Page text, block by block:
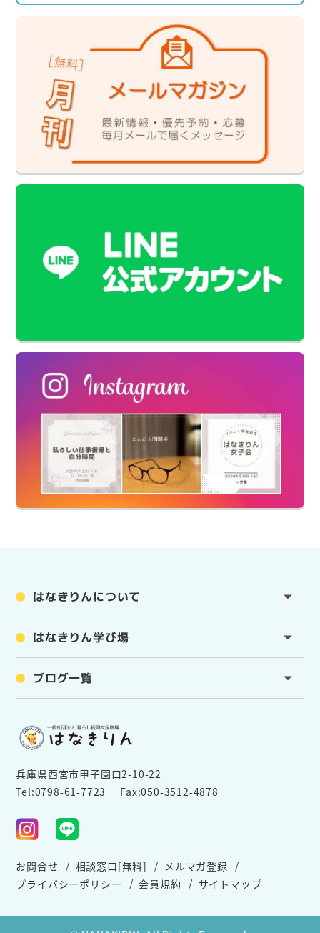
はなきりんについて
はなきりん学び場
ブログ一覧
兵庫県西宮市甲子園口2-10-22
Tel:0798-61-7723 Fax:050-3512-4878
お問合せ 相談窓口[無料]
メルマガ登録
プライバシーポリシー
会員規約 サイトマップ